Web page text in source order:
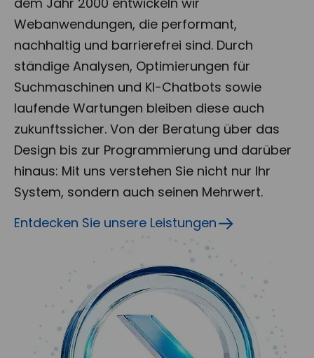
Webanwendungen, die performant,
nachhaltig und barrierefrei sind. Durch
ständige Analysen, Optimierungen für
Suchmaschinen und KI-Chatbots sowie
laufende Wartungen bleiben diese auch
zukunftssicher. Von der Beratung über das
Design bis zur Programmierung und darüber
hinaus: Mit uns verstehen Sie nicht nur Ihr
System, sondern auch seinen Mehrwert.
Entdecken Sie unsere Leistungen